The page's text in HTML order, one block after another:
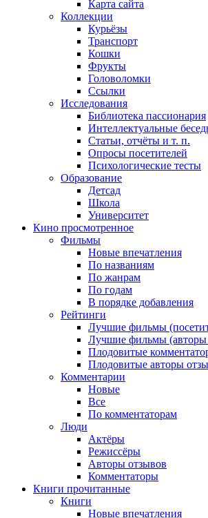
Карта сайта
Коллекции
Курьёзы
Транспорт
Кошки
Фрукты
Головоломки
Ссылки
Исследования
Библиотека пассионария
Интеллектуальные
Статьи, отчёты и т. п.
Опросы посетителей
Психологические тесты
Образование
Детсад
Школа
Университет
Кино просмотренное
Фильмы
Новые впечатления
По названиям
По жанрам
По годам
В порядке добавления
Рейтинги
Лучшие фильмы
Лучшие фильмы (авторы
Плодовитые
Плодовитые авторы
Комментарии
Новые
Все
По комментаторам
Люди
Актёры
Режиссёры
Авторы отзывов
Комментаторы
Книги прочитанные
Книги
Новые впечатления